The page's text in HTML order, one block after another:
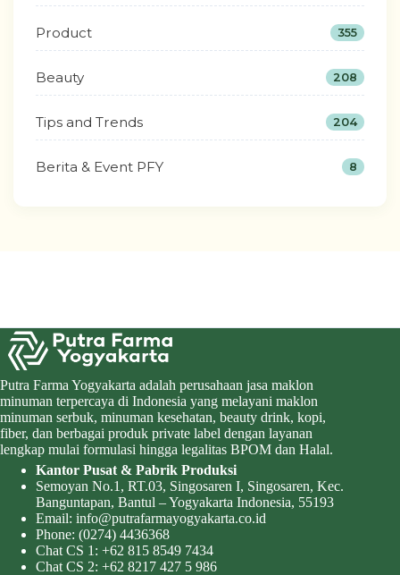
Product 355
Beauty 208
Tips and Trends 204
Berita & Event PFY 8
Putra Farma Yogyakarta adalah perusahaan jasa maklon
minuman terpercaya di Indonesia yang melayani maklon
minuman serbuk, minuman kesehatan, beauty drink, kopi,
fiber, dan berbagai produk private label dengan layanan
lengkap mulai formulasi hingga legalitas BPOM dan Halal.
Kantor Pusat & Pabrik Produksi
Semoyan No.1, RT.03, Singosaren I, Singosaren, Kec.
Banguntapan, Bantul – Yogyakarta Indonesia, 55193
Email: info@putrafarmayogyakarta.co.id
Phone: (0274) 4436368
Chat CS 1: +62 815 8549 7434
Chat CS 2: +62 8217 427 5 986